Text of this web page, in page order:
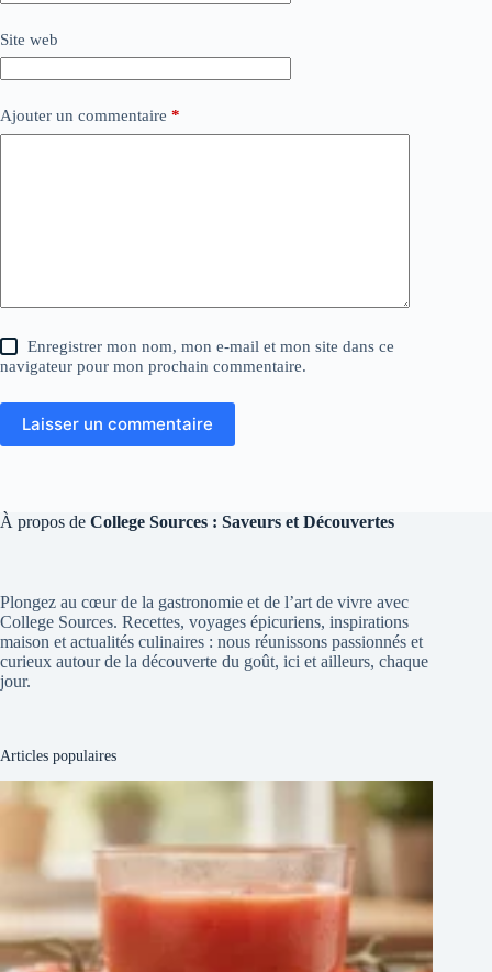
Site web
Ajouter un commentaire *
Enregistrer mon nom, mon e-mail et mon site dans ce
navigateur pour mon prochain commentaire.
Laisser un commentaire
À propos de College Sources : Saveurs et Découvertes
Plongez au cœur de la gastronomie et de l’art de vivre avec
College Sources. Recettes, voyages épicuriens, inspirations
maison et actualités culinaires : nous réunissons passionnés et
curieux autour de la découverte du goût, ici et ailleurs, chaque
jour.
Articles populaires